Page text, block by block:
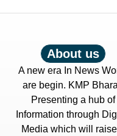
About us
A new era In News
are begin. KMP
Presenting a hub of
Information through
Media which will